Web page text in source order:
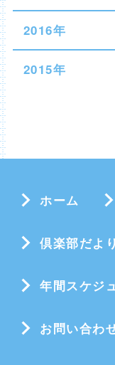
2016年
2015年
ホーム
倶楽部だより
年間スケジ
お問い合わ